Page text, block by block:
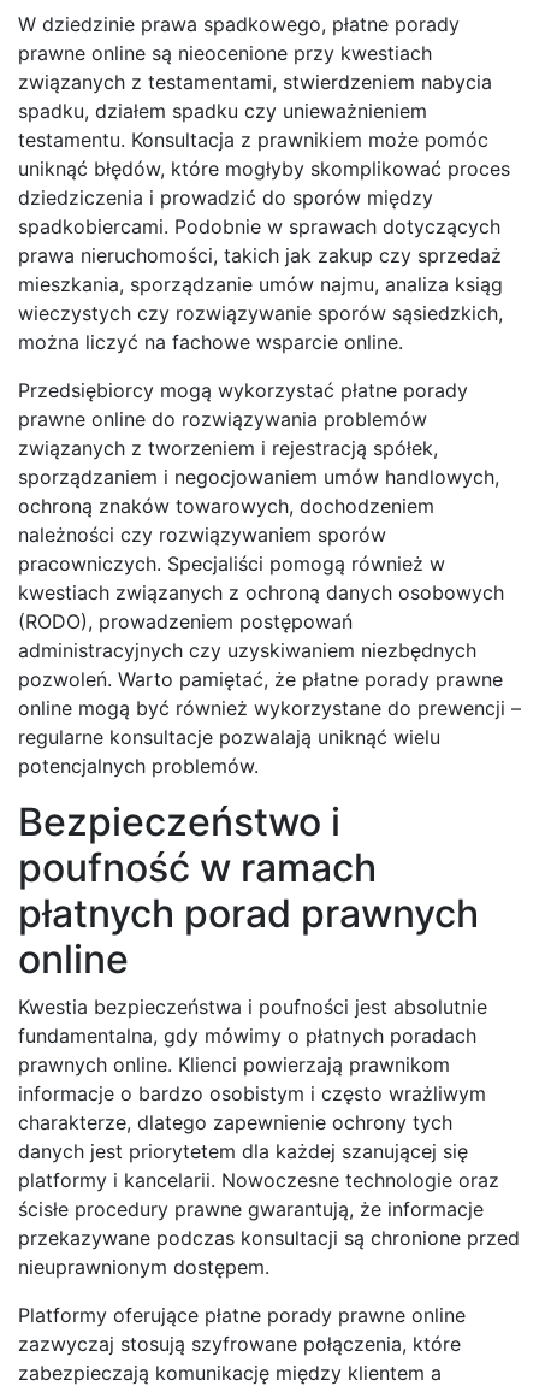
W dziedzinie prawa spadkowego, płatne porady
prawne online są nieocenione przy kwestiach
związanych z testamentami, stwierdzeniem nabycia
spadku, działem spadku czy unieważnieniem
testamentu. Konsultacja z prawnikiem może pomóc
uniknąć błędów, które mogłyby skomplikować proces
dziedziczenia i prowadzić do sporów między
spadkobiercami. Podobnie w sprawach dotyczących
prawa nieruchomości, takich jak zakup czy sprzedaż
mieszkania, sporządzanie umów najmu, analiza ksiąg
wieczystych czy rozwiązywanie sporów sąsiedzkich,
można liczyć na fachowe wsparcie online.
Przedsiębiorcy mogą wykorzystać płatne porady
prawne online do rozwiązywania problemów
związanych z tworzeniem i rejestracją spółek,
sporządzaniem i negocjowaniem umów handlowych,
ochroną znaków towarowych, dochodzeniem
należności czy rozwiązywaniem sporów
pracowniczych. Specjaliści pomogą również w
kwestiach związanych z ochroną danych osobowych
(RODO), prowadzeniem postępowań
administracyjnych czy uzyskiwaniem niezbędnych
pozwoleń. Warto pamiętać, że płatne porady prawne
online mogą być również wykorzystane do prewencji –
regularne konsultacje pozwalają uniknąć wielu
potencjalnych problemów.
Bezpieczeństwo i
poufność w ramach
płatnych porad prawnych
online
Kwestia bezpieczeństwa i poufności jest absolutnie
fundamentalna, gdy mówimy o płatnych poradach
prawnych online. Klienci powierzają prawnikom
informacje o bardzo osobistym i często wrażliwym
charakterze, dlatego zapewnienie ochrony tych
danych jest priorytetem dla każdej szanującej się
platformy i kancelarii. Nowoczesne technologie oraz
ścisłe procedury prawne gwarantują, że informacje
przekazywane podczas konsultacji są chronione przed
nieuprawnionym dostępem.
Platformy oferujące płatne porady prawne online
zazwyczaj stosują szyfrowane połączenia, które
zabezpieczają komunikację między klientem a